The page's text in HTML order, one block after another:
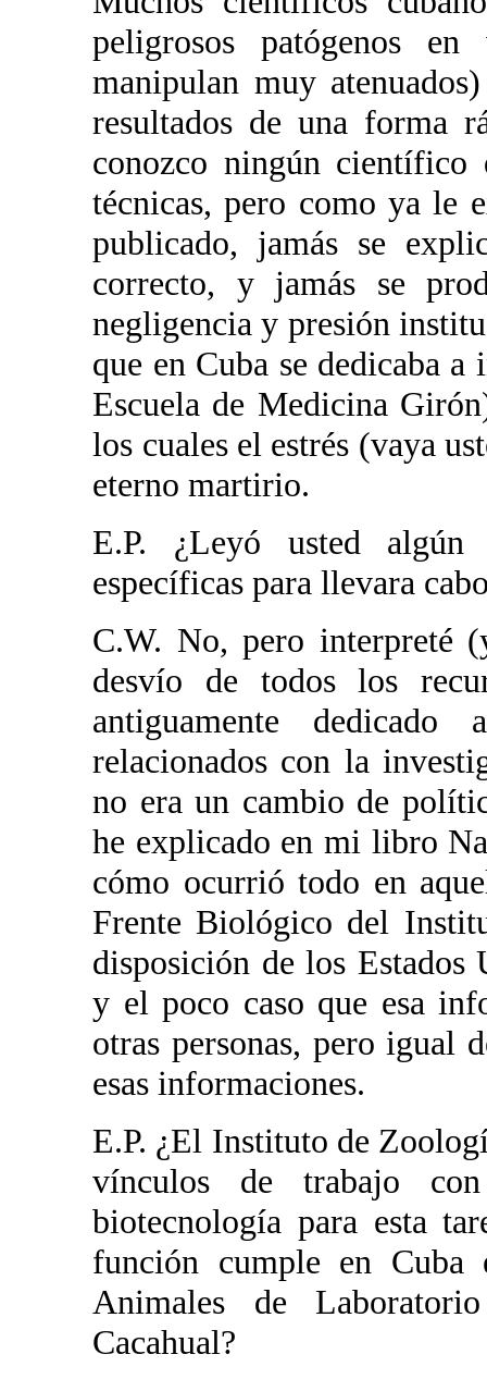
peligrosos patógenos
manipulan muy
resultados de una forma
conozco ningún científico
técnicas, pero como ya le
publicado, jamás se
correcto, y jamás se
negligencia y presión
que en Cuba se dedicaba
Escuela de Medicina
los cuales el estrés (vaya
eterno martirio.
E.P. ¿Leyó usted algún
específicas para llevara
C.W. No, pero interpreté
desvío de todos los
antiguamente
relacionados con la
no era un cambio de
he explicado en mi libro
cómo ocurrió todo en
Frente Biológico del
disposición de los Estados
y el poco caso que esa
otras personas, pero igual
esas informaciones.
E.P. ¿El Instituto de
vínculos de trabajo
biotecnología para esta
función cumple en
Animales de
Cacahual?